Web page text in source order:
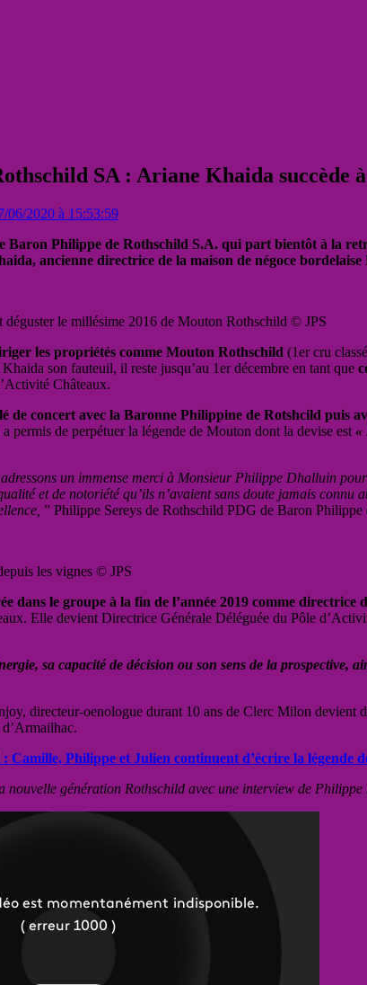
SA : Ariane Khaida
06/2020 à 15:53:59
Baron Philippe de Rothschild S.A. qui part bientôt à la
ancienne directrice de la maison de négoce bordelaise
le millésime 2016 de Mouton Rothschild © JPS
les propriétés comme Mouton Rothschild (1er cru
son fauteuil, il reste jusqu’au 1er décembre en tant que
Châteaux.
concert avec la Baronne Philippine de Rotshcild puis
permis de perpétuer la légende de Mouton dont la devise est «
un immense merci à Monsieur Philippe Dhalluin
et de notoriété qu’ils n’avaient sans doute jamais connu
” Philippe Sereys de Rothschild PDG de Baron
les vignes © JPS
dans le groupe à la fin de l’année 2019 comme directrice
Elle devient Directrice Générale Déléguée du Pôle
sa capacité de décision ou son sens de la prospective,
directeur-oenologue durant 10 ans de Clerc Milon devient
: Camille, Philippe et Julien continuent d’écrire la légende
nouvelle génération Rothschild avec une interview de